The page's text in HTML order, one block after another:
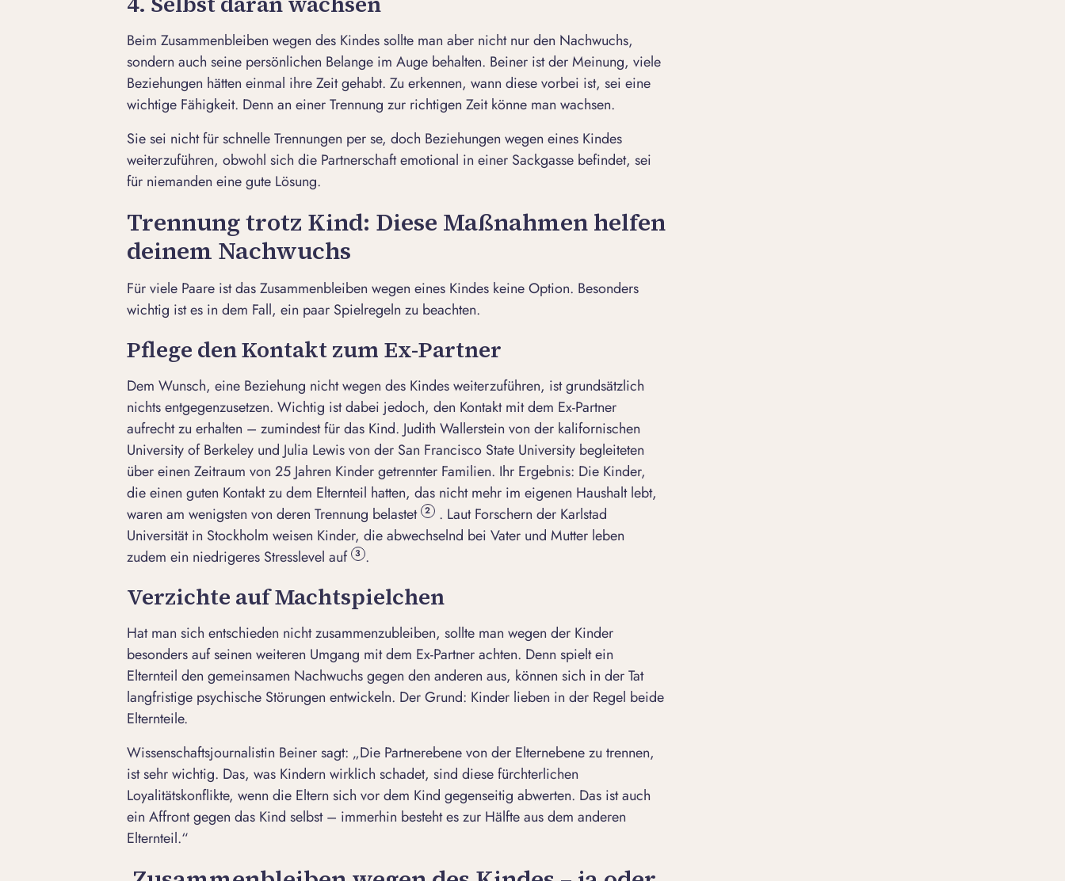
Beim Zusammenbleiben wegen des Kindes sollte man aber nicht nur den Nachwuchs,
sondern auch seine persönlichen Belange im Auge behalten. Beiner ist der Meinung, viele
Beziehungen hätten einmal ihre Zeit gehabt. Zu erkennen, wann diese vorbei ist, sei eine
wichtige Fähigkeit. Denn an einer Trennung zur richtigen Zeit könne man wachsen.
Sie sei nicht für schnelle Trennungen per se, doch Beziehungen wegen eines Kindes
weiterzuführen, obwohl sich die Partnerschaft emotional in einer Sackgasse befindet, sei
für niemanden eine gute Lösung.
Trennung trotz Kind: Diese Maßnahmen helfen
deinem Nachwuchs
Für viele Paare ist das Zusammenbleiben wegen eines Kindes keine Option. Besonders
wichtig ist es in dem Fall, ein paar Spielregeln zu beachten.
Pflege den Kontakt zum Ex-Partner
Dem Wunsch, eine Beziehung nicht wegen des Kindes weiterzuführen, ist grundsätzlich
nichts entgegenzusetzen. Wichtig ist dabei jedoch, den Kontakt mit dem Ex-Partner
aufrecht zu erhalten – zumindest für das Kind. Judith Wallerstein von der kalifornischen
University of Berkeley und Julia Lewis von der San Francisco State University begleiteten
über einen Zeitraum von 25 Jahren Kinder getrennter Familien. Ihr Ergebnis: Die Kinder,
die einen guten Kontakt zu dem Elternteil hatten, das nicht mehr im eigenen Haushalt lebt,
waren am wenigsten von deren Trennung belastet
2 . Laut Forschern der Karlstad
Universitätin Stockholm weisen Kinder, die abwechselnd bei Vater und Mutter leben
zudem ein niedrigeres Stresslevel auf
3 .
Verzichte auf Machtspielchen
Hat man sich entschieden nicht zusammenzubleiben, sollte man wegen der Kinder
besonders auf seinen weiteren Umgang mit dem Ex-Partner achten. Denn spielt ein
Elternteil den gemeinsamen Nachwuchs gegen den anderen aus, können sich in der Tat
langfristige psychische Störungen entwickeln. Der Grund: Kinder lieben in der Regel beide
Elternteile.
Wissenschaftsjournalistin Beiner sagt: „Die Partnerebene von der Elternebene zu trennen,
ist sehr wichtig. Das, was Kindern wirklich schadet, sind diese fürchterlichen
Loyalitätskonflikte, wenn die Eltern sich vor dem Kind gegenseitig abwerten. Das ist auch
ein Affront gegen das Kind selbst – immerhin besteht es zur Hälfte aus dem anderen
Elternteil.“